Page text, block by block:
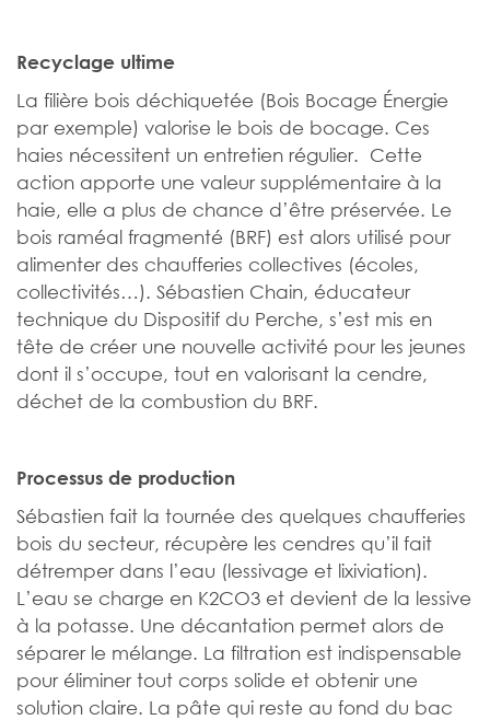
Recyclage ultime
La filière bois déchiquetée (Bois Bocage Énergie
par exemple) valorise le bois de bocage. Ces
haies nécessitent un entretien régulier. Cette
action apporte une valeur supplémentaire à la
haie, elle a plus de chance d’être préservée. Le
bois raméal fragmenté (BRF) est alors utilisé pour
alimenter des chaufferies collectives (écoles,
collectivités…). Sébastien Chain, éducateur
technique du Dispositif du Perche, s’est mis en
tête de créer une nouvelle activité pour les jeunes
dont il s’occupe, tout en valorisant la cendre,
déchet de la combustion du BRF.
Processus de production
Sébastien fait la tournée des quelques chaufferies
bois du secteur, récupère les cendres qu’il fait
détremper dans l’eau (lessivage et lixiviation).
L’eau se charge en K2CO3 et devient de la lessive
à la potasse. Une décantation permet alors de
séparer le mélange. La filtration est indispensable
pour éliminer tout corps solide et obtenir une
solution claire. La pâte qui reste au fond du bac